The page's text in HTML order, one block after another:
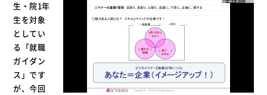
生・院1年
生を対象
としてい
る「就職
ガイダン
ス」です
が、今回